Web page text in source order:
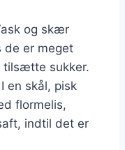
og skær
de er meget
tilsætte sukker.
en skål, pisk
flormelis,
indtil det er